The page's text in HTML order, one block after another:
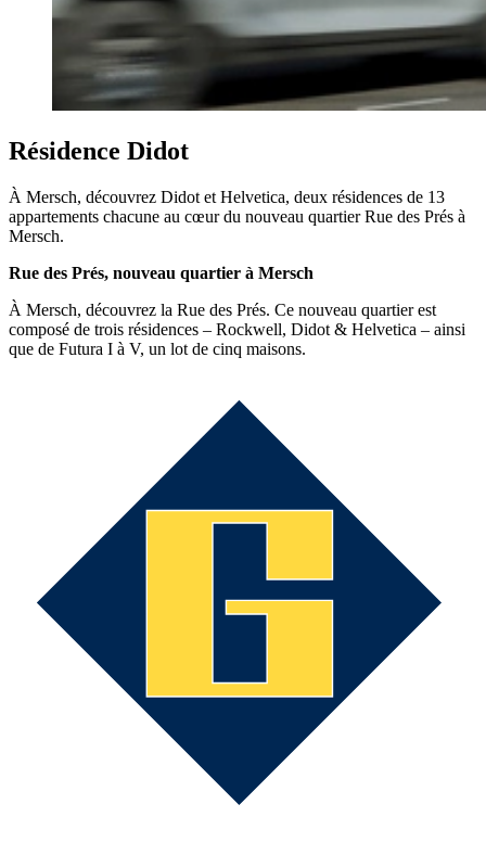
Résidence Didot
À Mersch, découvrez Didot et Helvetica, deux résidences de 13
appartements chacune au cœur du nouveau quartier Rue des Prés à
Mersch.
Rue des Prés, nouveau quartier à Mersch
À Mersch, découvrez la Rue des Prés. Ce nouveau quartier est
composé de trois résidences – Rockwell, Didot & Helvetica – ainsi
que de Futura I à V, un lot de cinq maisons.